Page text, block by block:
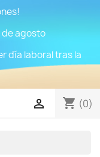
de agosto
día laboral tras la
shopping_cart (0)
